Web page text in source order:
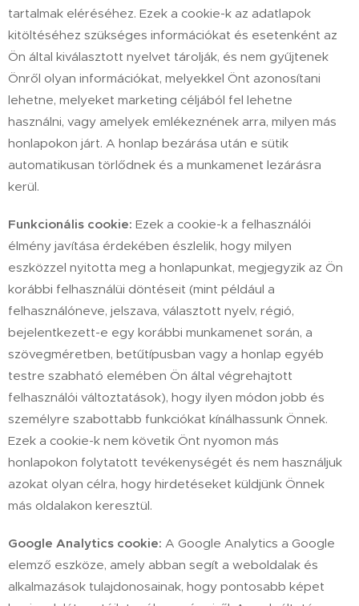
tartalmak eléréséhez. Ezek a cookie-k az adatlapok
kitöltéséhez szükséges információkat és esetenként az
Ön által kiválasztott nyelvet tárolják, és nem gyűjtenek
Önről olyan információkat, melyekkel Önt azonosítani
lehetne, melyeket marketing céljából fel lehetne
használni, vagy amelyek emlékeznének arra, milyen más
honlapokon járt. A honlap bezárása után e sütik
automatikusan törlődnek és a munkamenet lezárásra
kerül.
Funkcionális cookie: Ezek a cookie-k a felhasználói
élmény javítása érdekében észlelik, hogy milyen
eszközzel nyitotta meg a honlapunkat, megjegyzik az Ön
korábbi felhasználüi döntéseit (mint például a
felhasználóneve, jelszava, választott nyelv, régió,
bejelentkezett-e egy korábbi munkamenet során, a
szövegméretben, betűtípusban vagy a honlap egyéb
testre szabható elemében Ön által végrehajtott
felhasználói változtatások), hogy ilyen módon jobb és
személyre szabottabb funkciókat kínálhassunk Önnek.
Ezek a cookie-k nem követik Önt nyomon más
honlapokon folytatott tevékenységét és nem használjuk
azokat olyan célra, hogy hirdetéseket küldjünk Önnek
más oldalakon keresztül.
Google Analytics cookie: A Google Analytics a Google
elemző eszköze, amely abban segít a weboldalak és
alkalmazások tulajdonosainak, hogy pontosabb képet